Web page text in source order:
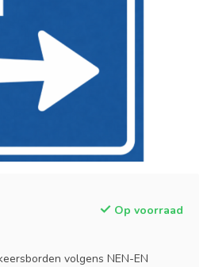
Op voorraad
volgens NEN-EN